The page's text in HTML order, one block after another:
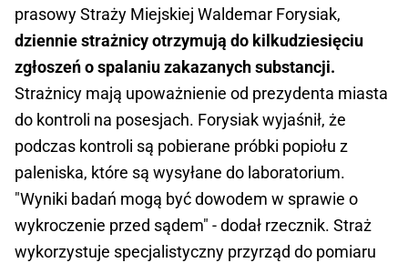
prasowy Straży Miejskiej Waldemar Forysiak,
dziennie strażnicy otrzymują do kilkudziesięciu
zgłoszeń o spalaniu zakazanych substancji.
Strażnicy mają upoważnienie od prezydenta miasta
do kontroli na posesjach. Forysiak wyjaśnił, że
podczas kontroli są pobierane próbki popiołu z
paleniska, które są wysyłane do laboratorium.
"Wyniki badań mogą być dowodem w sprawie o
wykroczenie przed sądem" - dodał rzecznik. Straż
wykorzystuje specjalistyczny przyrząd do pomiaru